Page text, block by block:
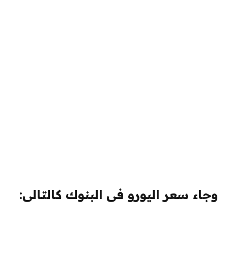
وجاء سعر اليورو فى البنوك كالتالى: